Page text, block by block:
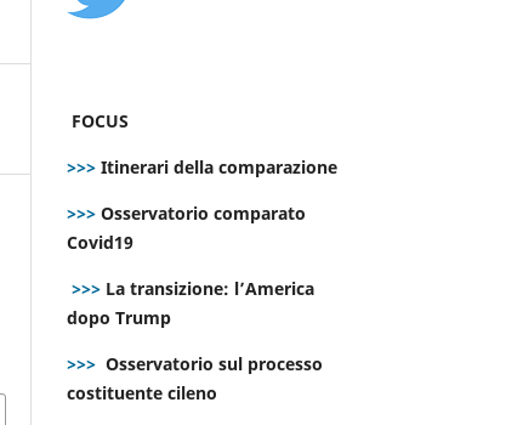
FOCUS
>>> Itinerari della comparazione
>>> Osservatorio comparato
Covid19
>>> La transizione: l’America
dopo Trump
>>> Osservatorio sul processo
costituente cileno